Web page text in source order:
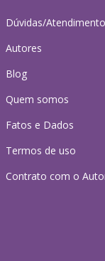
Dúvidas/Atendimento
Autores
Blog
Quem somos
Fatos e Dados
Termos de uso
Contrato com o